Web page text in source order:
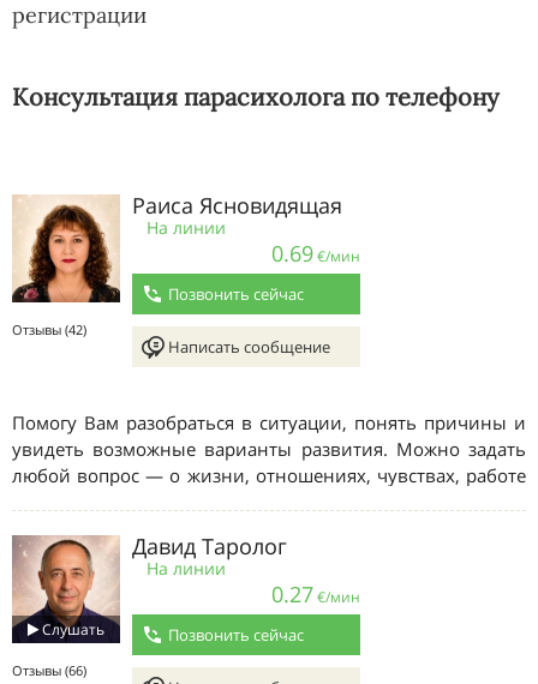
регистрации
Консультация парасихолога по телефону